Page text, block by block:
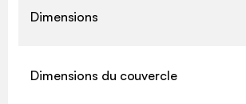
Dimensions
Dimensions du couvercle